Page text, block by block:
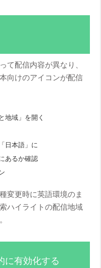
て配信内容が異なり、
向けのアイコンが配信
地域」を開く
日本語」に
あるか確認
変更時に英語環境のま
ハイライトの配信地域
に有効化する